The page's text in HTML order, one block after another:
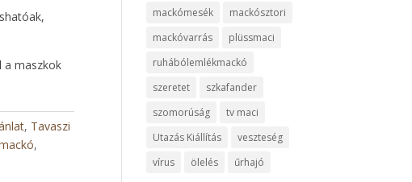
a maszkok
, Tavaszi
,
mackómesék
mackósztori
mackóvarrás
plüssmaci
ruhábólemlékmackó
szeretet
szkafander
szomorúság
tv maci
Utazás Kiállítás
veszteség
vírus
ölelés űrhajó